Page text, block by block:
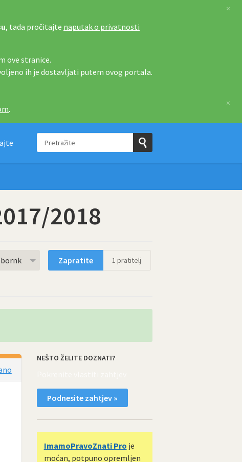
, tada pročitajte naputak o privatnosti
ove stranice.
ih je dostavljati putem ovog portala.
×
.
×
Pretražite
Pošaljite
2018
Zapratite 1 pratitelj
NEŠTO ŽELITE DOZNATI?
Podnesite zahtjev »
ImamoPravoZnati Pro je
moćan, potpuno opremljen